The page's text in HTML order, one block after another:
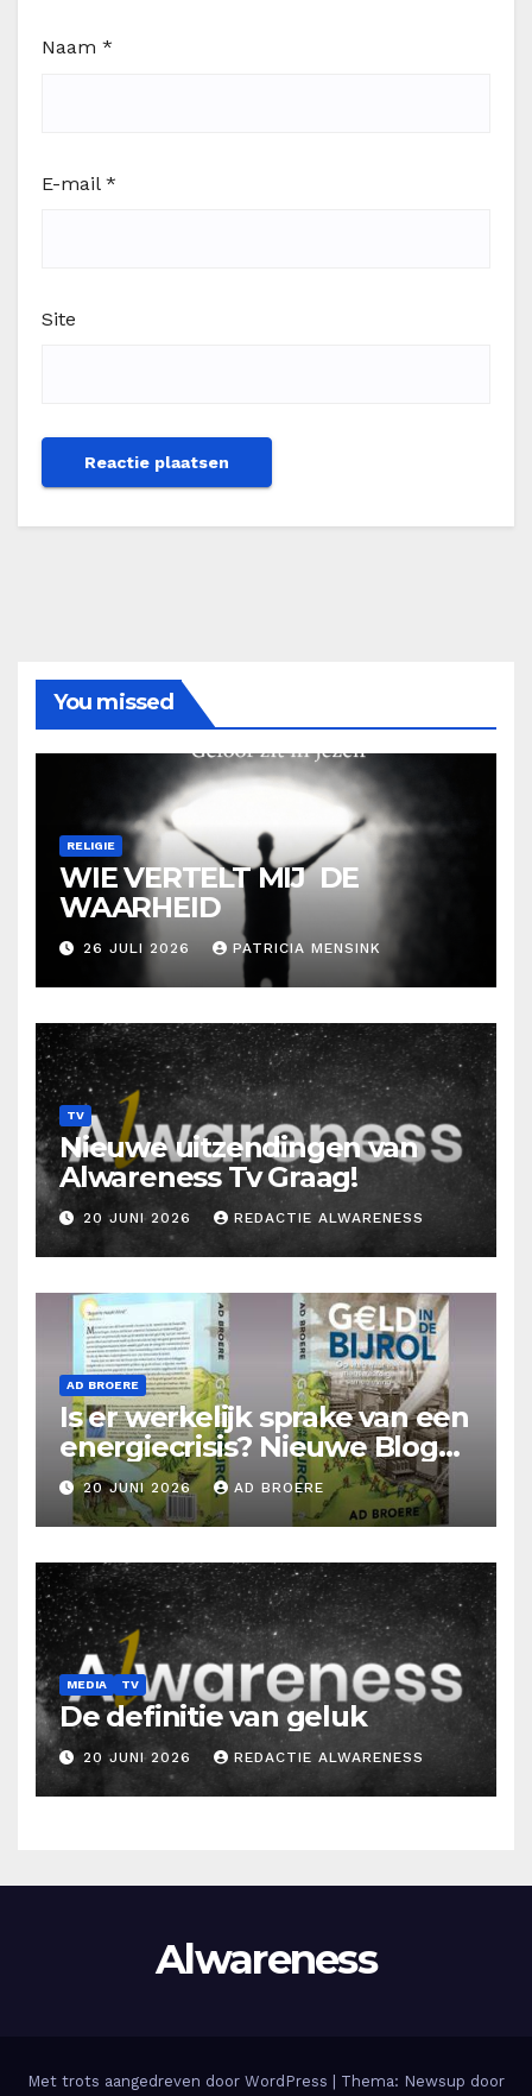
Naam *
E-mail *
Site
You missed
RELIGIE
WIE VERTELT MIJ DE
WAARHEID
26 JULI 2026 PATRICIA MENSINK
TV
Nieuwe uitzendingen van
Alwareness Tv Graag!
20 JUNI 2026 REDACTIE ALWARENESS
AD BROERE
Is er werkelijk sprake van een
energiecrisis? Nieuwe Blog
Ad Broere
20 JUNI 2026 AD BROERE
MEDIA TV
De definitie van geluk
20 JUNI 2026 REDACTIE ALWARENESS
Alwareness
Met trots aangedreven door WordPress Thema: Newsup door